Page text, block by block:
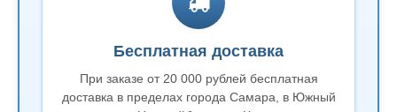
Бесплатная доставка
При заказе от 20 000 рублей бесплатная
доставка в пределах города Самара, в Южный